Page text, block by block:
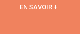
EN SAVOIR +